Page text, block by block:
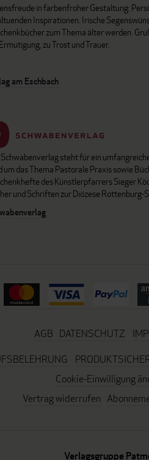
in farbenfroher Gestaltung:
Inspirationen. Irische
zum Thema älter werden.
zu Trost und Trauer.
am Eschbach
steht für ein
um das Thema Pastorale Praxis sowie
des Künstlerpfarrers Sieger
und Schriften zur Diözese
AGB DATENSCHUTZ
Cookie-Einwilligung
Vertrag widerrufen
Verlagsgruppe